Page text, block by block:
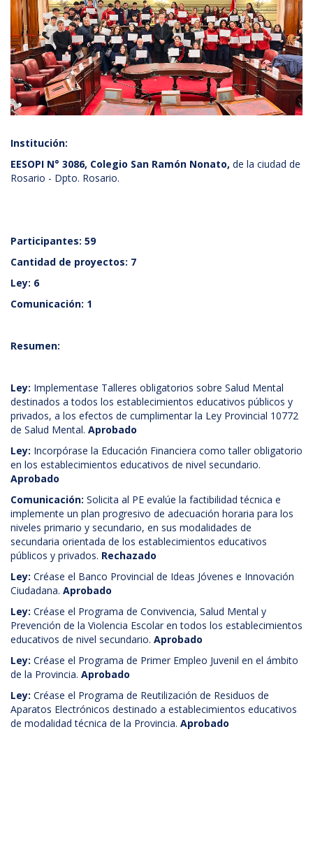
Institución:
EESOPI N° 3086, Colegio San Ramón Nonato, de la ciudad de
Rosario - Dpto. Rosario.
Participantes: 59
Cantidad de proyectos: 7
Ley: 6
Comunicación: 1
Resumen:
Ley: Implementase Talleres obligatorios sobre Salud Mental
destinados a todos los establecimientos educativos públicos y
privados, a los efectos de cumplimentar la Ley Provincial 10772
de Salud Mental. Aprobado
Ley: Incorpórase la Educación Financiera como taller obligatorio
en los establecimientos educativos de nivel secundario.
Aprobado
Comunicación: Solicita al PE evalúe la factibilidad técnica e
implemente un plan progresivo de adecuación horaria para los
niveles primario y secundario, en sus modalidades de
secundaria orientada de los establecimientos educativos
públicos y privados. Rechazado
Ley: Créase el Banco Provincial de Ideas Jóvenes e Innovación
Ciudadana. Aprobado
Ley: Créase el Programa de Convivencia, Salud Mental y
Prevención de la Violencia Escolar en todos los establecimientos
educativos de nivel secundario. Aprobado
Ley: Créase el Programa de Primer Empleo Juvenil en el ámbito
de la Provincia. Aprobado
Ley: Créase el Programa de Reutilización de Residuos de
Aparatos Electrónicos destinado a establecimientos educativos
de modalidad técnica de la Provincia. Aprobado